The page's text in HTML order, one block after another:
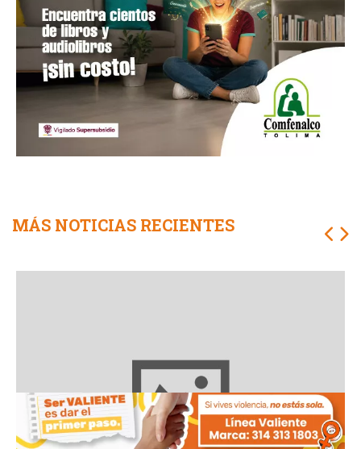
MÁS NOTICIAS RECIENTES